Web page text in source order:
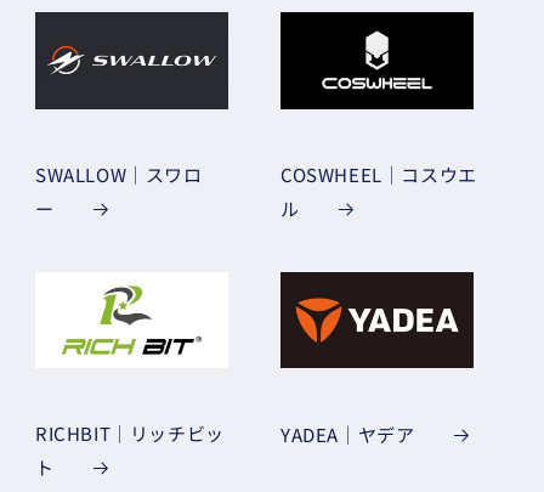
SWALLOW｜スワロ
ー
COSWHEEL｜コスウエ
ル
RICHBIT｜リッチビッ
ト
YADEA｜ヤデア